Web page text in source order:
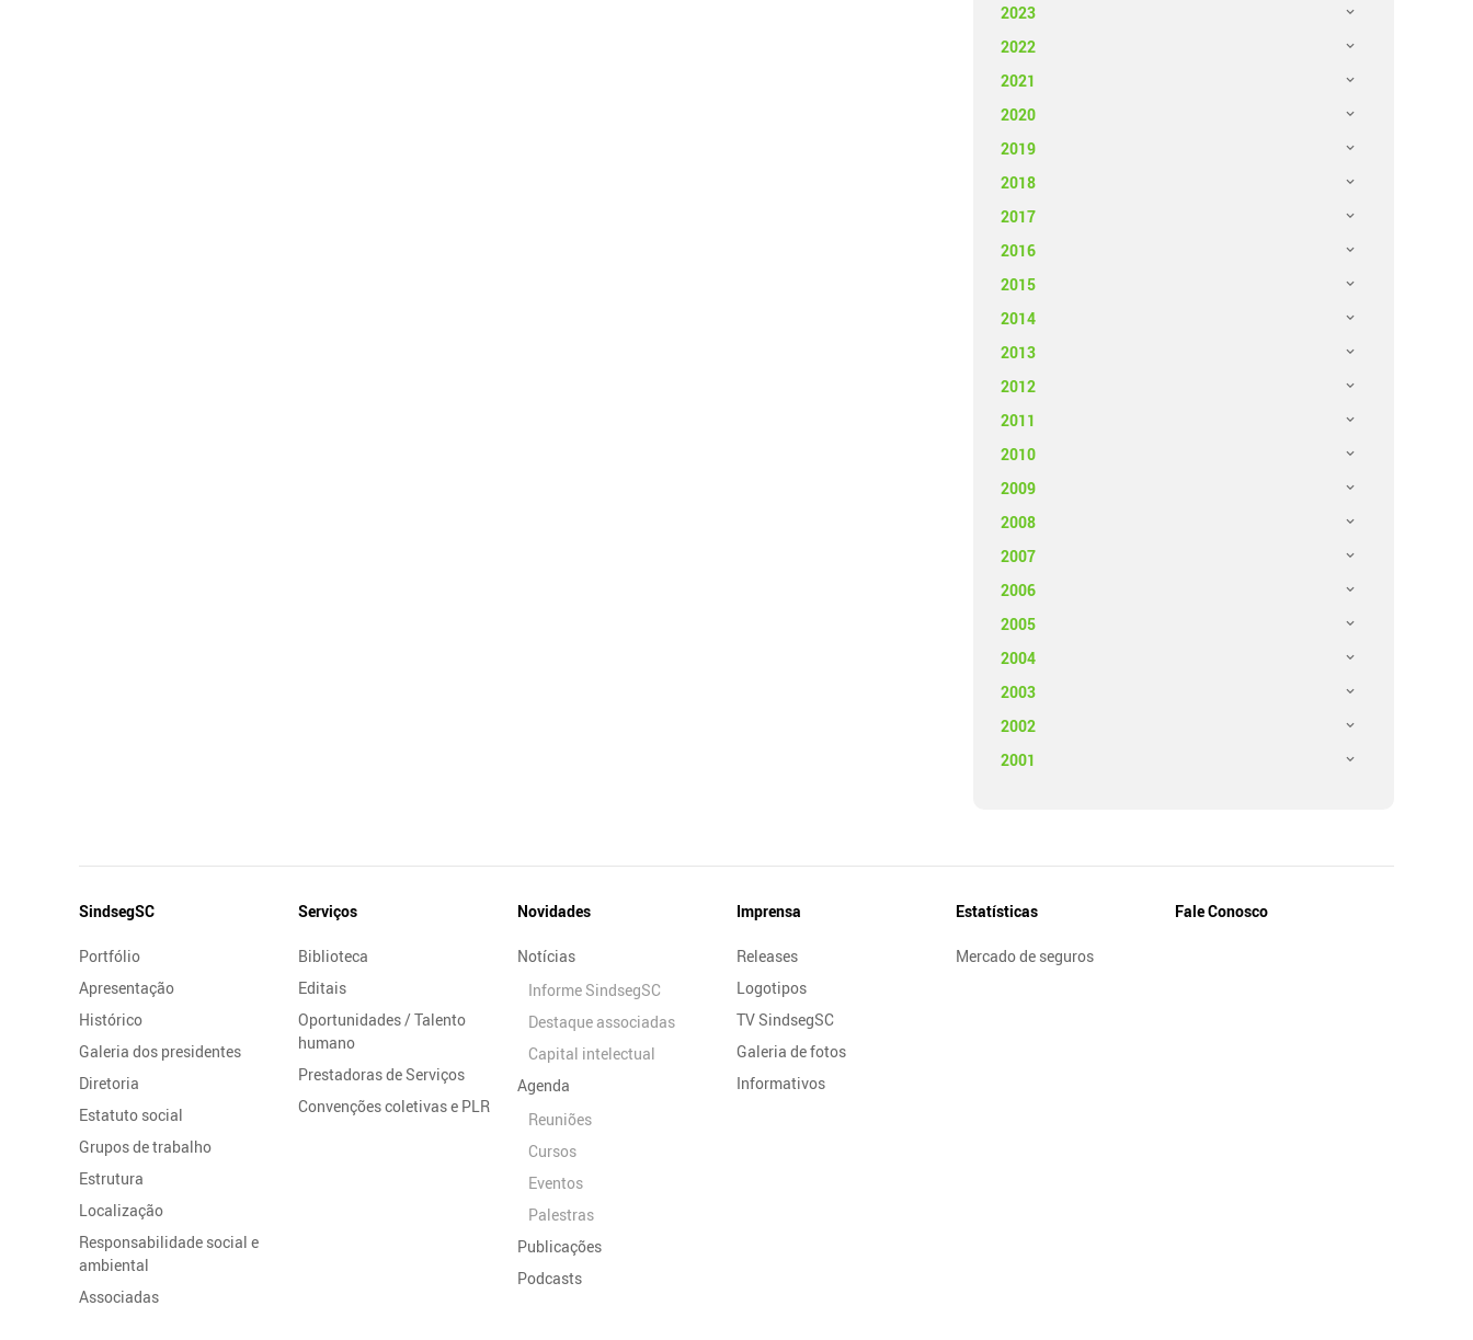
2023
2022
2021
2020
2019
2018
2017
2016
2015
2014
2013
2012
2011
2010
2009
2008
2007
2006
2005
2004
2003
2002
2001
Mapa
Site
SindsegSC
Portfólio
Apresentação
Histórico
Galeria dos presidentes
Diretoria
Estatuto social
Grupos de trabalho
Estrutura
Localização
Responsabilidade social e
ambiental
Associadas
Serviços
Biblioteca
Editais
Oportunidades / Talento
humano
Prestadoras de Serviços
Convenções coletivas e PLR
Novidades
Notícias
Informe SindsegSC
Destaque associadas
Capital intelectual
Agenda
Reuniões
Cursos
Eventos
Palestras
Publicações
Podcasts
Imprensa
Releases
Logotipos
TV SindsegSC
Galeria de fotos
Informativos
Estatísticas
Mercado de seguros
Fale Conosco